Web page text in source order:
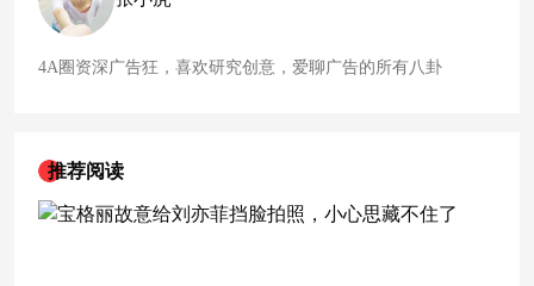
专委会
4A圈资深广告狂，喜欢研究创意，爱聊广告的所有八卦
推荐阅读